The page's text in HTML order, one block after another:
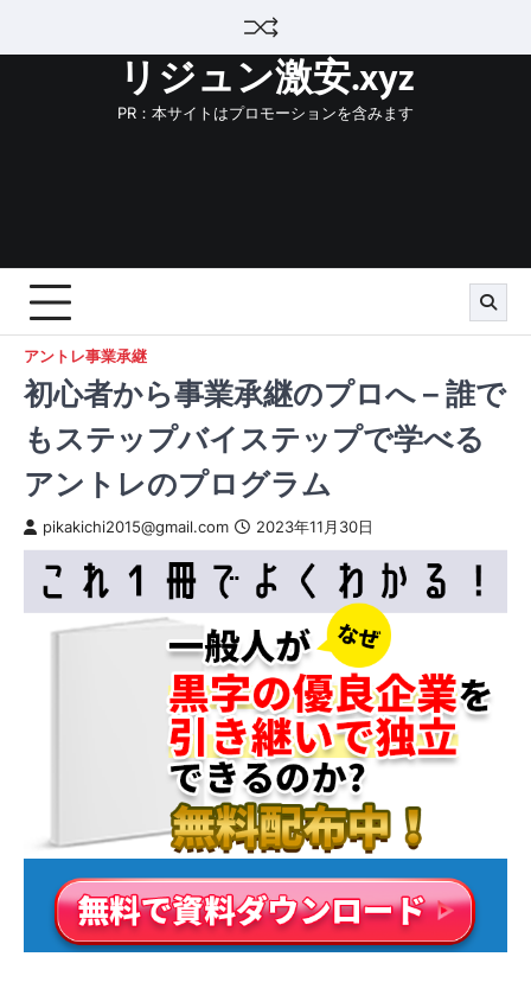
リジュン激安.xyz
PR：本サイトはプロモーションを含みます
アントレ事業承継
初心者から事業承継のプロへ – 誰で
もステップバイステップで学べる
アントレのプログラム
pikakichi2015@gmail.com 2023年11月30日